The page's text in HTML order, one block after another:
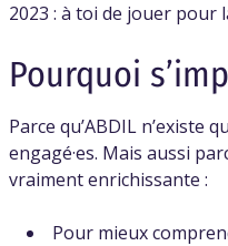
2023 : à toi de jouer pour
Pourquoi
Parce qu’ABDIL n’existe
engagé·es. Mais aussi
vraiment enrichissante :
Pour mieux